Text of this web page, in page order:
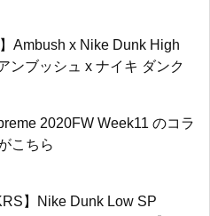
Ambush x Nike Dunk High
ンブッシュ x ナイキ ダンク
2020FW Week11 のコラ
こちら
】Nike Dunk Low SP